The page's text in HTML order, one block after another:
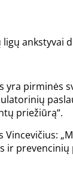
ankstyvai
yra pirminės
priežiūrą“.
ir prevencinių